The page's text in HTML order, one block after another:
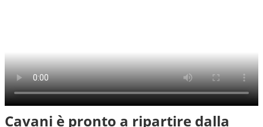
Cavani è pronto a ripartire dalla